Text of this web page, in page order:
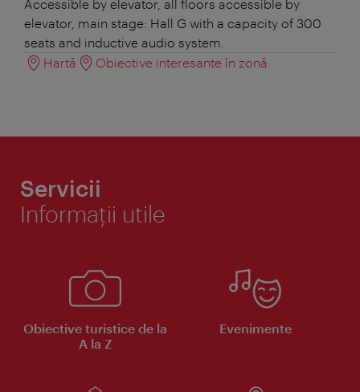
Accessible by elevator, all floors accessible by
elevator, main stage: Hall G with a capacity of 300
seats and inductive audio system.
Hartă
Obiective interesante în zonă
Servicii
Informaţii utile
Obiective turistice de la
A la Z
Evenimente